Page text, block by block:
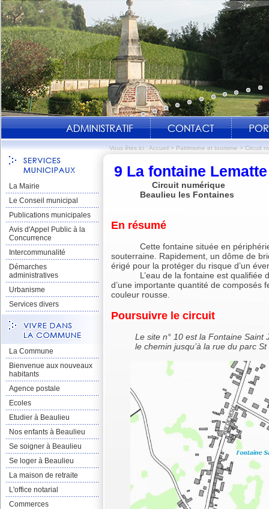
Vous êtes ici : Accueil > Patrimoine et tourisme > Circuit
La Mairie
Le Conseil municipal
Publications municipales
Avis d'Appel Public à la
Concurrence
Intercommunalité
Démarches
administratives
Urbanisme
Services divers
La Commune
Bienvenue aux nouveaux
habitants
Agence postale
Ecoles
Etudier à Beaulieu
Nos enfants à Beaulieu
Se soigner à Beaulieu
Se loger à Beaulieu
La maison de retraite
L'office notarial
Commerces
9 La fontaine Lematte
Circuit numérique
Beaulieu les Fontaines
En résumé
Cette fontaine située en périphérie
souterraine. Rapidement, un dôme de
érigé pour la protéger du risque d’un
L’eau de la fontaine est qualifiée
d’une importante quantité de composés
couleur rousse.
Poursuivre le circuit
Le site n° 10 est la Fontaine Saint
le chemin jusqu’à la rue du parc St